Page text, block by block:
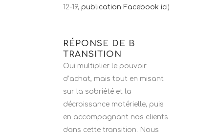
12-19, publication Facebook ici)
RÉPONSE DE B
TRANSITION
Oui multiplier le pouvoir
d’achat, mais tout en misant
sur la sobriété et la
décroissance matérielle, puis
en accompagnant nos clients
dans cette transition. Nous